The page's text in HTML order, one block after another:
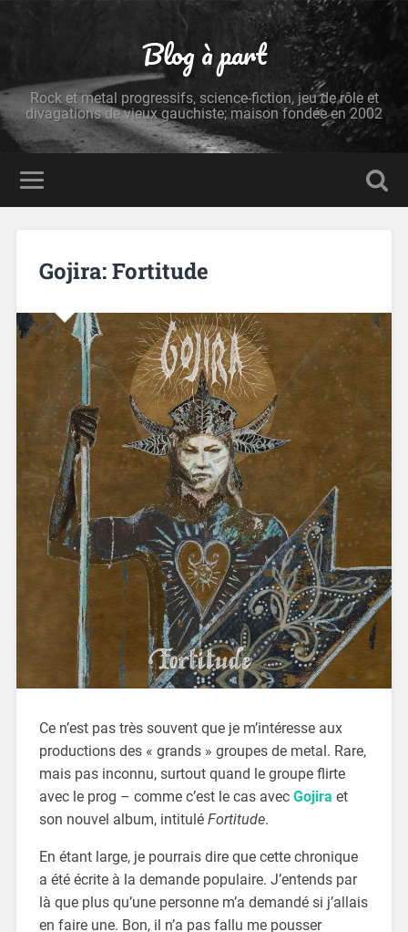
Blog à part
Rock et metal progressifs, science-fiction, jeu de rôle et
divagations de vieux gauchiste; maison fondée en 2002
Gojira: Fortitude
Ce n’est pas très souvent que je m’intéresse aux
productions des « grands » groupes de metal. Rare,
mais pas inconnu, surtout quand le groupe flirte
avec le prog – comme c’est le cas avec Gojira et
son nouvel album, intitulé Fortitude.
En étant large, je pourrais dire que cette chronique
a été écrite à la demande populaire. J’entends par
là que plus qu’une personne m’a demandé si j’allais
en faire une. Bon, il n’a pas fallu me pousser